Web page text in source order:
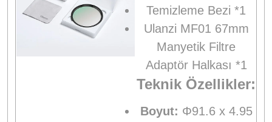
Temizleme Bezi *1
Ulanzi MF01 67mm
Manyetik Filtre
Adaptör Halkası *1
Teknik Özellikler:
Boyut: Φ91.6 x 4.95